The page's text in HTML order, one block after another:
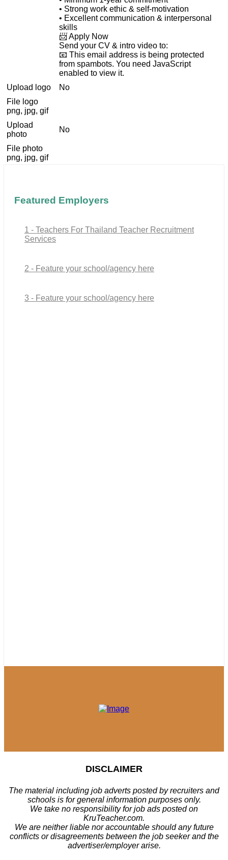
• Strong work ethic & self-motivation
• Excellent communication & interpersonal
skills
📨 Apply Now
Send your CV & intro video to:
📧 This email address is being protected
from spambots. You need JavaScript
enabled to view it.
Upload logo
No
File logo
png, jpg, gif
Upload
photo
No
File photo
png, jpg, gif
Featured Employers
1 - Teachers For Thailand Teacher Recruitment
Services
2 - Feature your school/agency here
3 - Feature your school/agency here
DISCLAIMER
The material including job adverts posted by recruiters and
schools is for general information purposes only.
We take no responsibility for job ads posted on
KruTeacher.com.
We are neither liable nor accountable should any future
conflicts or disagreements between the job seeker and the
advertiser/employer arise.